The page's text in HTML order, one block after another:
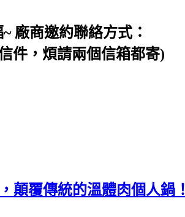
廠商邀約聯絡方式：
件，煩請兩個信箱都寄)
顛覆傳統的溫體肉個人鍋！